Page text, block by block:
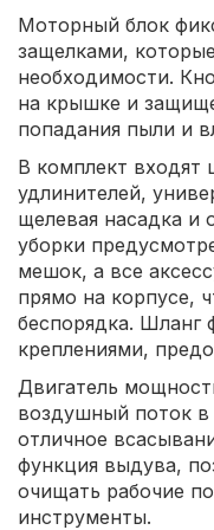
Моторный блок
защелками,
необходимости.
на крышке и
попадания пыли и
В комплект входят
удлинителей,
щелевая насадка и
уборки
мешок, а все
прямо на корпусе,
беспорядка. Шланг
креплениями,
Двигатель
воздушный поток в
отличное
функция выдува,
очищать рабочие
инструменты.